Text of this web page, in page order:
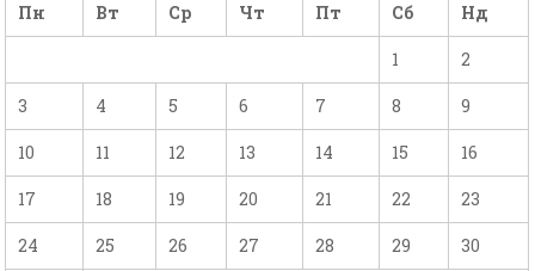
Пн
Вт Ср Чт Пт Сб Нд
1 2
3 4 5 6 7 8 9
10 11 12 13 14 15 16
17 18 19 20 21 22 23
24 25 26 27 28 29 30